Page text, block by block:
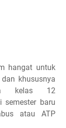
hangat untuk
khususnya
kelas 12
semester baru
atau ATP